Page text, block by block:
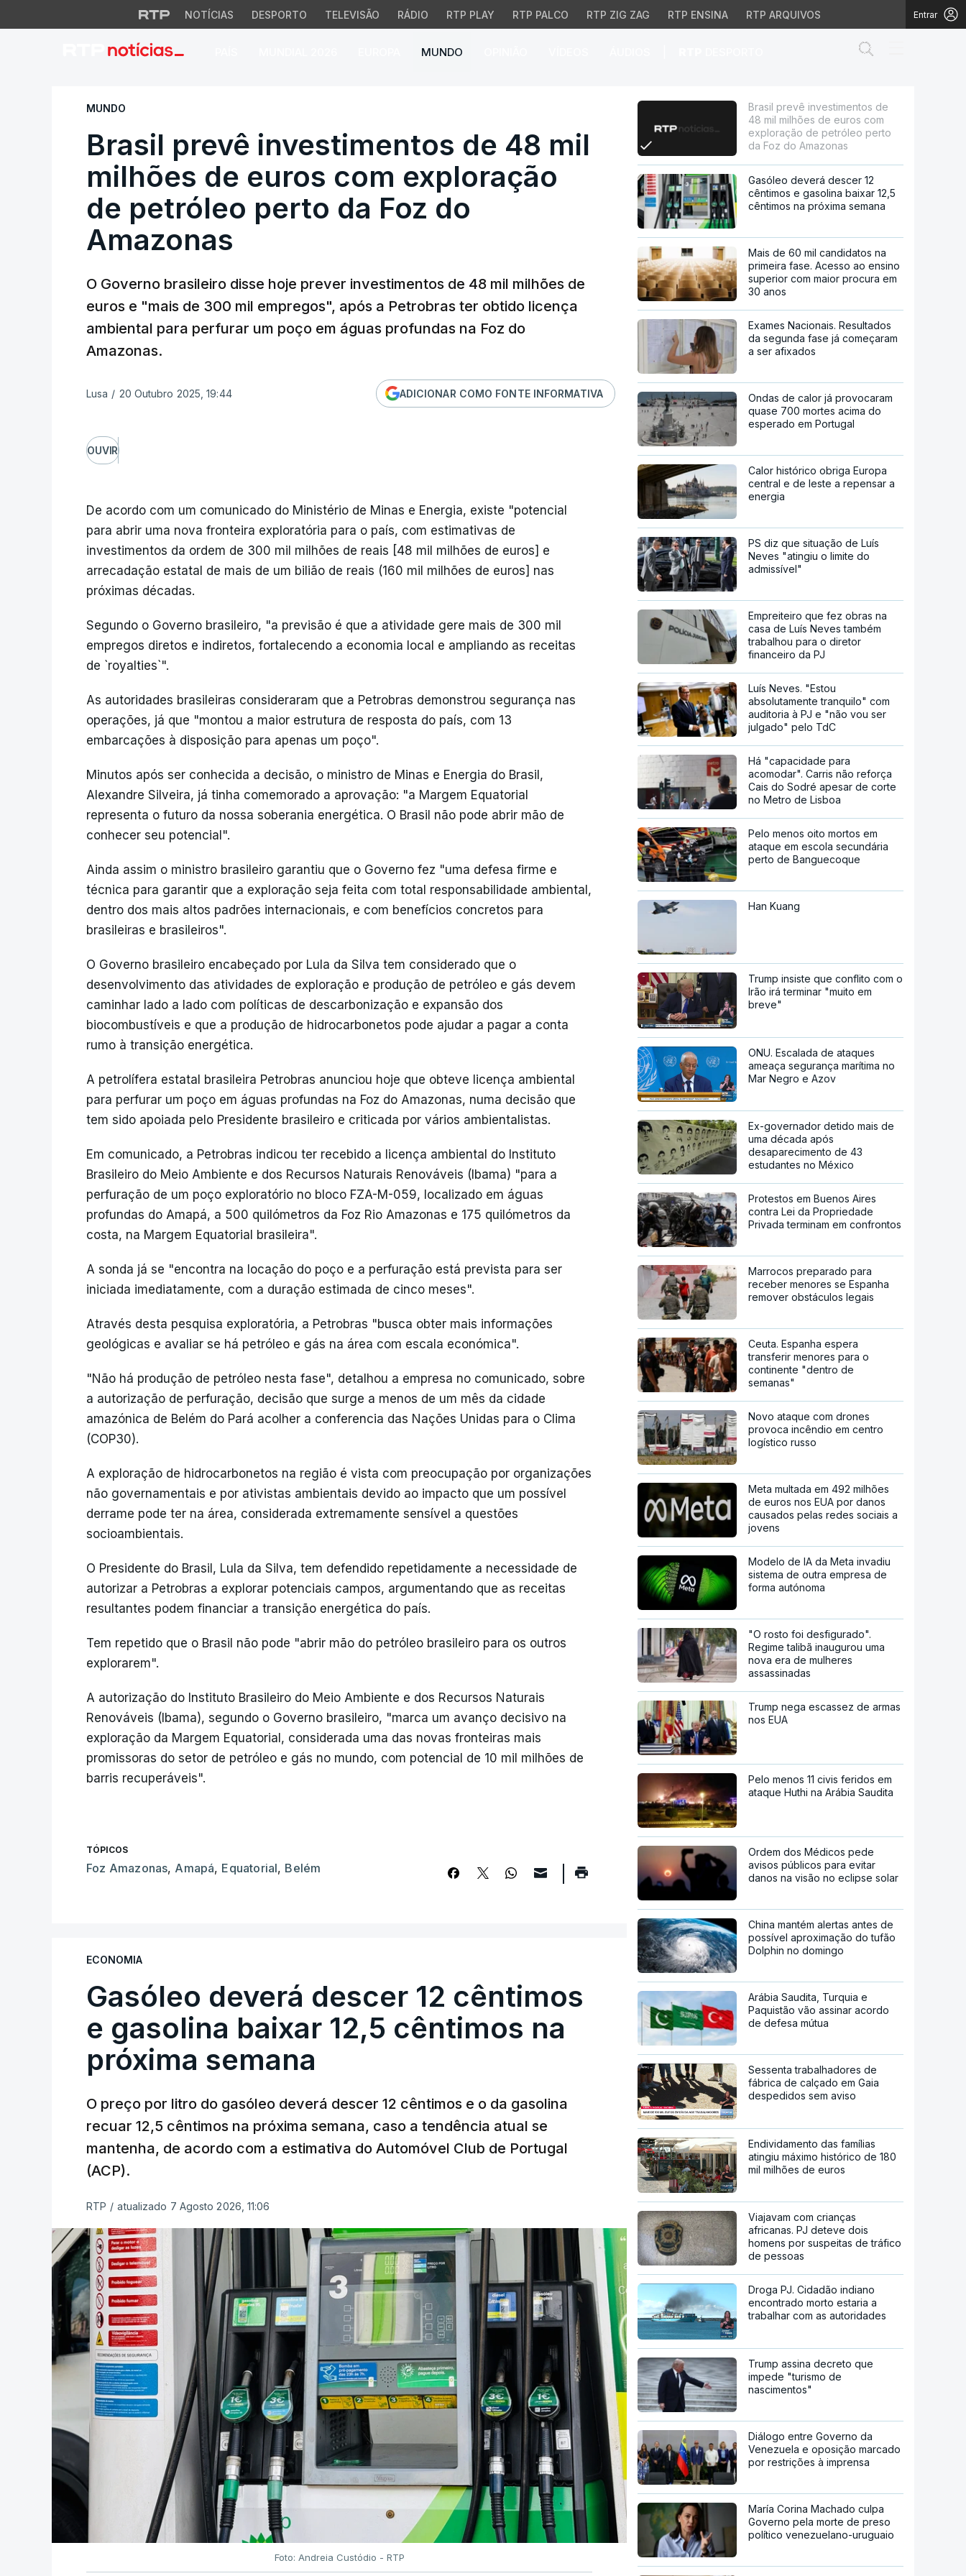
NOTÍCIAS DESPORTO TELEVISÃO RÁDIO RTP PLAY RTP PALCO RTP ZIG ZAG RTP ENSINA RTP ARQUIVOS Entrar
MUNDO
Brasil prevê investimentos de 48 mil milhões de euros com
MUNDO
Brasil prevê investimentos de 48 mil
milhões de euros com exploração
de petróleo perto da Foz do
Amazonas
O Governo brasileiro disse hoje prever investimentos de 48 mil milhões de
euros e "mais de 300 mil empregos", após a Petrobras ter obtido licença
ambiental para perfurar um poço em águas profundas na Foz do
Amazonas.
Lusa / 20 Outubro 2025, 19:44 ADICIONAR COMO FONTE INFORMATIVA
OUVIR
De acordo com um comunicado do Ministério de Minas e Energia, existe "potencial
para abrir uma nova fronteira exploratória para o país, com estimativas de
investimentos da ordem de 300 mil milhões de reais [48 mil milhões de euros] e
arrecadação estatal de mais de um bilião de reais (160 mil milhões de euros] nas
próximas décadas.
Segundo o Governo brasileiro, "a previsão é que a atividade gere mais de 300 mil
empregos diretos e indiretos, fortalecendo a economia local e ampliando as receitas
de `royalties`".
As autoridades brasileiras consideraram que a Petrobras demonstrou segurança nas
operações, já que "montou a maior estrutura de resposta do país, com 13
embarcações à disposição para apenas um poço".
Minutos após ser conhecida a decisão, o ministro de Minas e Energia do Brasil,
Alexandre Silveira, já tinha comemorado a aprovação: "a Margem Equatorial
representa o futuro da nossa soberania energética. O Brasil não pode abrir mão de
conhecer seu potencial".
Ainda assim o ministro brasileiro garantiu que o Governo fez "uma defesa firme e
técnica para garantir que a exploração seja feita com total responsabilidade ambiental,
dentro dos mais altos padrões internacionais, e com benefícios concretos para
brasileiras e brasileiros".
O Governo brasileiro encabeçado por Lula da Silva tem considerado que o
desenvolvimento das atividades de exploração e produção de petróleo e gás devem
caminhar lado a lado com políticas de descarbonização e expansão dos
biocombustíveis e que a produção de hidrocarbonetos pode ajudar a pagar a conta
rumo à transição energética.
A petrolífera estatal brasileira Petrobras anunciou hoje que obteve licença ambiental
para perfurar um poço em águas profundas na Foz do Amazonas, numa decisão que
tem sido apoiada pelo Presidente brasileiro e criticada por vários ambientalistas.
Em comunicado, a Petrobras indicou ter recebido a licença ambiental do Instituto
Brasileiro do Meio Ambiente e dos Recursos Naturais Renováveis (Ibama) "para a
perfuração de um poço exploratório no bloco FZA-M-059, localizado em águas
profundas do Amapá, a 500 quilómetros da Foz Rio Amazonas e 175 quilómetros da
costa, na Margem Equatorial brasileira".
A sonda já se "encontra na locação do poço e a perfuração está prevista para ser
iniciada imediatamente, com a duração estimada de cinco meses".
Através desta pesquisa exploratória, a Petrobras "busca obter mais informações
geológicas e avaliar se há petróleo e gás na área com escala económica".
"Não há produção de petróleo nesta fase", detalhou a empresa no comunicado, sobre
a autorização de perfuração, decisão que surge a menos de um mês da cidade
amazónica de Belém do Pará acolher a conferencia das Nações Unidas para o Clima
(COP30).
A exploração de hidrocarbonetos na região é vista com preocupação por organizações
não governamentais e por ativistas ambientais devido ao impacto que um possível
derrame pode ter na área, considerada extremamente sensível a questões
socioambientais.
O Presidente do Brasil, Lula da Silva, tem defendido repetidamente a necessidade de
autorizar a Petrobras a explorar potenciais campos, argumentando que as receitas
resultantes podem financiar a transição energética do país.
Tem repetido que o Brasil não pode "abrir mão do petróleo brasileiro para os outros
explorarem".
A autorização do Instituto Brasileiro do Meio Ambiente e dos Recursos Naturais
Renováveis (Ibama), segundo o Governo brasileiro, "marca um avanço decisivo na
exploração da Margem Equatorial, considerada uma das novas fronteiras mais
promissoras do setor de petróleo e gás no mundo, com potencial de 10 mil milhões de
barris recuperáveis".
TÓPICOS
Foz Amazonas, Amapá, Equatorial, Belém
ECONOMIA
Gasóleo deverá descer 12 cêntimos
e gasolina baixar 12,5 cêntimos na
próxima semana
O preço por litro do gasóleo deverá descer 12 cêntimos e o da gasolina
recuar 12,5 cêntimos na próxima semana, caso a tendência atual se
mantenha, de acordo com a estimativa do Automóvel Club de Portugal
(ACP).
RTP / atualizado 7 Agosto 2026, 11:06
Foto: Andreia Custódio - RTP
Brasil prevê investimentos de
48 mil milhões de euros com
exploração de petróleo perto
da Foz do Amazonas
Gasóleo deverá descer 12
cêntimos e gasolina baixar 12,5
cêntimos na próxima semana
Mais de 60 mil candidatos na
primeira fase. Acesso ao ensino
superior com maior procura em
30 anos
Exames Nacionais. Resultados
da segunda fase já começaram
a ser afixados
Ondas de calor já provocaram
quase 700 mortes acima do
esperado em Portugal
Calor histórico obriga Europa
central e de leste a repensar a
energia
PS diz que situação de Luís
Neves "atingiu o limite do
admissível"
Empreiteiro que fez obras na
casa de Luís Neves também
trabalhou para o diretor
financeiro da PJ
Luís Neves. "Estou
absolutamente tranquilo" com
auditoria à PJ e "não vou ser
julgado" pelo TdC
Há "capacidade para
acomodar". Carris não reforça
Cais do Sodré apesar de corte
no Metro de Lisboa
Pelo menos oito mortos em
ataque em escola secundária
perto de Banguecoque
Han Kuang
Trump insiste que conflito com o
Irão irá terminar "muito em
breve"
ONU. Escalada de ataques
ameaça segurança marítima no
Mar Negro e Azov
Ex-governador detido mais de
uma década após
desaparecimento de 43
estudantes no México
Protestos em Buenos Aires
contra Lei da Propriedade
Privada terminam em confrontos
Marrocos preparado para
receber menores se Espanha
remover obstáculos legais
Ceuta. Espanha espera
transferir menores para o
continente "dentro de
semanas"
Novo ataque com drones
provoca incêndio em centro
logístico russo
Meta multada em 492 milhões
de euros nos EUA por danos
causados pelas redes sociais a
jovens
Modelo de IA da Meta invadiu
sistema de outra empresa de
forma autónoma
"O rosto foi desfigurado".
Regime talibã inaugurou uma
nova era de mulheres
assassinadas
Trump nega escassez de armas
nos EUA
Pelo menos 11 civis feridos em
ataque Huthi na Arábia Saudita
Ordem dos Médicos pede
avisos públicos para evitar
danos na visão no eclipse solar
China mantém alertas antes de
possível aproximação do tufão
Dolphin no domingo
Arábia Saudita, Turquia e
Paquistão vão assinar acordo
de defesa mútua
Sessenta trabalhadores de
fábrica de calçado em Gaia
despedidos sem aviso
Endividamento das famílias
atingiu máximo histórico de 180
mil milhões de euros
Viajavam com crianças
africanas. PJ deteve dois
homens por suspeitas de tráfico
de pessoas
Droga PJ. Cidadão indiano
encontrado morto estaria a
trabalhar com as autoridades
Trump assina decreto que
impede "turismo de
nascimentos"
Diálogo entre Governo da
Venezuela e oposição marcado
por restrições à imprensa
María Corina Machado culpa
Governo pela morte de preso
político venezuelano-uruguaio